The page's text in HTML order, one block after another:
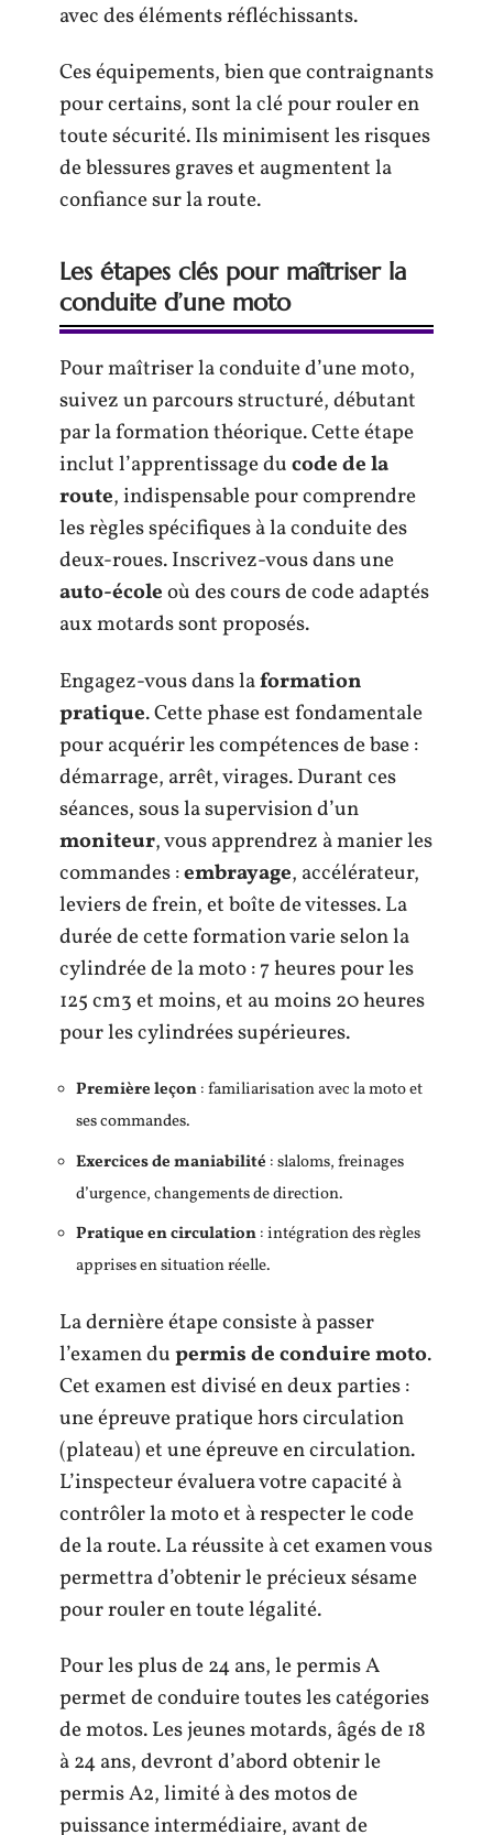
avec des éléments réfléchissants.
Ces équipements, bien que contraignants
pour certains, sont la clé pour rouler en
toute sécurité. Ils minimisent les risques
de blessures graves et augmentent la
confiance sur la route.
Les étapes clés pour maîtriser la
conduite d’une moto
Pour maîtriser la conduite d’une moto,
suivez un parcours structuré, débutant
par la formation théorique. Cette étape
inclut l’apprentissage ducode de la
route, indispensable pour comprendre
les règles spécifiques à la conduite des
deux-roues. Inscrivez-vous dans une
auto-écoleoù des cours de code adaptés
aux motards sont proposés.
Engagez-vous dans laformation
pratique. Cette phase est fondamentale
pour acquérir les compétences de base :
démarrage, arrêt, virages. Durant ces
séances, sous la supervision d’un
moniteur, vous apprendrez à manier les
commandes :embrayage, accélérateur,
leviers de frein, et boîte de vitesses. La
durée de cette formation varie selon la
cylindrée de la moto : 7 heures pour les
125 cm3 et moins, et au moins 20 heures
pour les cylindrées supérieures.
Première leçon: familiarisation avec la moto et
ses commandes.
Exercices de maniabilité : slaloms, freinages
d’urgence, changements de direction.
Pratique en circulation: intégration des règles
apprises en situation réelle.
La dernière étape consiste à passer
l’examen dupermis de conduire moto.
Cet examen est divisé en deux parties :
une épreuve pratique hors circulation
(plateau) et une épreuve en circulation.
L’inspecteur évaluera votre capacité à
contrôler la moto et à respecter le code
de la route. La réussite à cet examen vous
permettra d’obtenir le précieux sésame
pour rouler en toute légalité.
Pour les plus de 24 ans, le permis A
permet de conduire toutes les catégories
de motos. Les jeunes motards, âgés de 18
à 24 ans, devront d’abord obtenir le
permis A2, limité à des motos de
puissance intermédiaire, avant de